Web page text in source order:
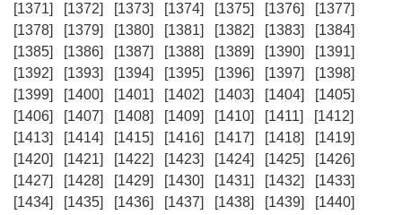
[1371]
[1372] [1373] [1374] [1375] [1376]
[1377]
[1378]
[1379] [1380] [1381] [1382] [1383]
[1384]
[1385]
[1386] [1387] [1388] [1389] [1390]
[1391]
[1392]
[1393] [1394] [1395] [1396] [1397]
[1398]
[1399]
[1400] [1401] [1402] [1403] [1404]
[1405]
[1406]
[1407] [1408] [1409] [1410] [1411]
[1412]
[1413]
[1414] [1415] [1416] [1417] [1418]
[1419]
[1420]
[1421] [1422] [1423] [1424] [1425]
[1426]
[1427]
[1428] [1429] [1430] [1431] [1432]
[1433]
[1434]
[1435] [1436] [1437] [1438] [1439]
[1440]